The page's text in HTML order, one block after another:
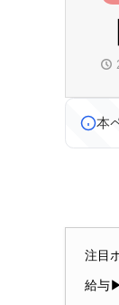
本
注目
給与